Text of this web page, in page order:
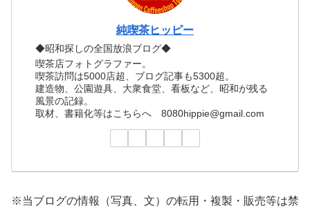
純喫茶ヒッピー
◆昭和探しの全国放浪ブログ◆
喫茶店フォトグラファー。
喫茶訪問は5000店超、ブログ記事も5300超。
建造物、公園遊具、大衆食堂、看板など、昭和が残る
風景の記録。
取材、書籍化等はこちらへ 8080hippie@gmail.com
※当ブログの情報（写真、文）の転用・複製・販売等は禁